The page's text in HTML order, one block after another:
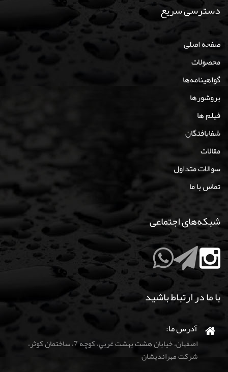
دسترسی سریع
صفحه اصلی
محصولات
گواهینامه‌ها
بروشورها
فیلم ها
شفایافتگان
مقالات
سوالات متداول
تماس با ما
شبکه‌های اجتماعی
با ما در ارتباط باشید
آدرس ما:
اصفهان، خيابان هشت بهشت غربي، كوچه 7، ساختمان كوثر،
شركت مهرانديشان